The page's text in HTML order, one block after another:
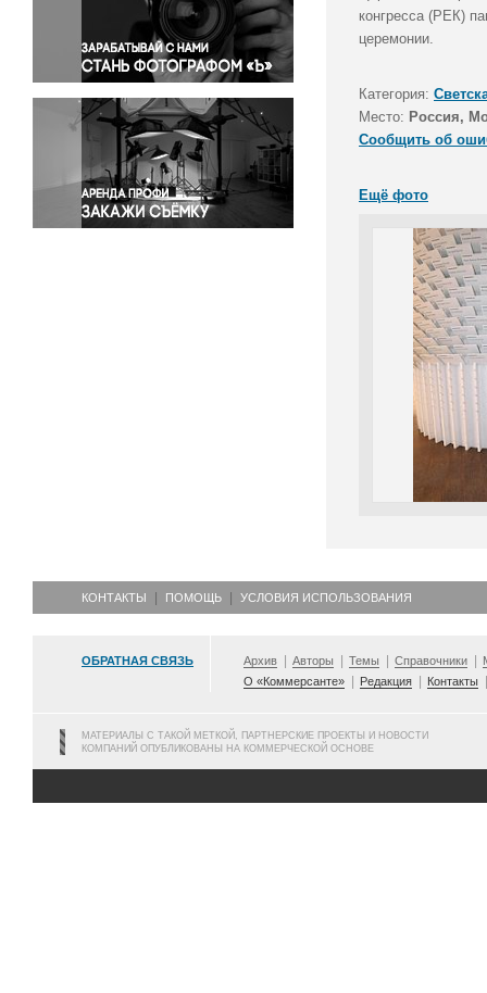
Правосудие
Происшествия и конфликты
Религия
Светская жизнь
Спорт
Экология
Экономика и бизнес
конгресса (РЕК)
церемонии.
Категория:
Место: Россия,
Сообщить об
Ещё фото
КОНТАКТЫ ПОМОЩЬ УСЛОВИЯ ИСПОЛЬЗОВАНИЯ
ОБРАТНАЯ СВЯЗЬ Архив Авторы Темы Справочники
О «Коммерсанте»
Редакция Контакты
МАТЕРИАЛЫ С ТАКОЙ МЕТКОЙ, ПАРТНЕРСКИЕ ПРОЕКТЫ И НОВОСТИ
КОМПАНИЙ ОПУБЛИКОВАНЫ НА КОММЕРЧЕСКОЙ ОСНОВЕ